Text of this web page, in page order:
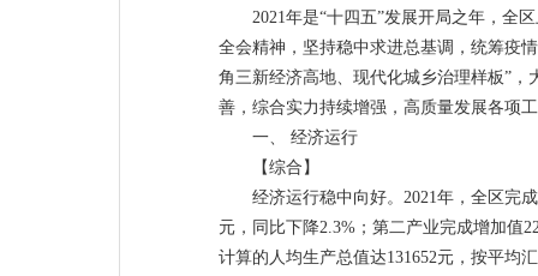
2021年是“十四五”发展开局之年，全
全会精神，坚持稳中求进总基调，统筹疫
角三新经济高地、现代化城乡治理样板”，
善，综合实力持续增强，高质量发展各项
一、 经济运行
【综合】
经济运行稳中向好。2021年，全区完
元，同比下降2.3%；第二产业完成增加值
计算的人均生产总值达131652元，按平均